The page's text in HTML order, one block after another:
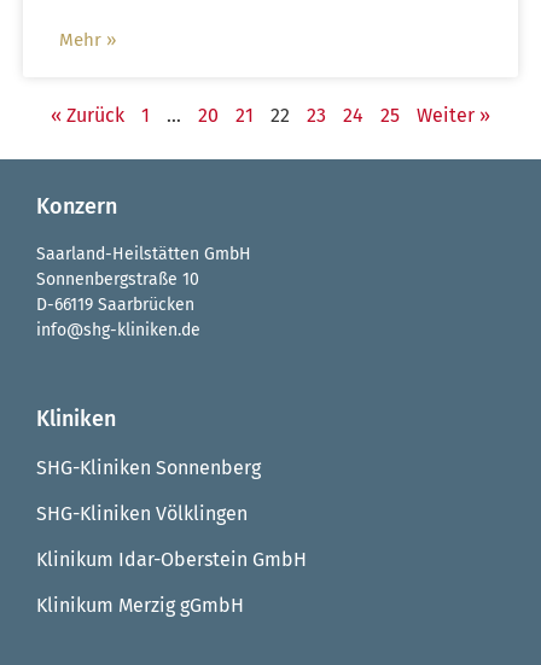
Mehr »
« Zurück 1 … 20 21 22 23 24 25 Weiter »
Konzern
Saarland-Heilstätten GmbH
Sonnenbergstraße 10
D-66119 Saarbrücken
info@shg-kliniken.de
Kliniken
SHG-Kliniken Sonnenberg
SHG-Kliniken Völklingen
Klinikum Idar-Oberstein GmbH
Klinikum Merzig gGmbH